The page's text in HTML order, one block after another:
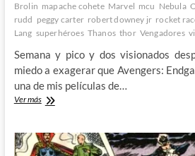
Brolin mapache cohete Marvel mcu Nebula
rudd peggy carter robert downey jr rocket
Lang superhéroes Thanos thor Vengadores
Semana y pico y dos visionados
miedo a exagerar que Avengers:
una de mis películas de…
Ver másAvengers:
El
espectacular